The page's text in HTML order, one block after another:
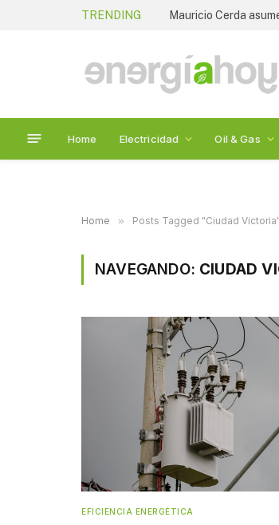
TRENDING Mauricio Cerda
Home Electricidad Oil & Gas
Home » Posts Tagged "Ciudad Victoria"
NAVEGANDO: CIUDAD
EFICIENCIA ENERGÉTICA